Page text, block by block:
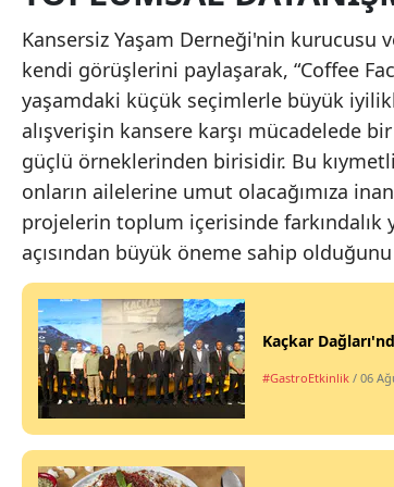
Kansersiz Yaşam Derneği'nin kurucusu
kendi görüşlerini paylaşarak, “Coffee
yaşamdaki küçük seçimlerle büyük
alışverişin kansere karşı mücadelede
güçlü örneklerinden birisidir. Bu
onların ailelerine umut olacağımıza
projelerin toplum içerisinde farkındalık
açısından büyük öneme sahip
Kaçkar
#GastroEtkinlik / 06